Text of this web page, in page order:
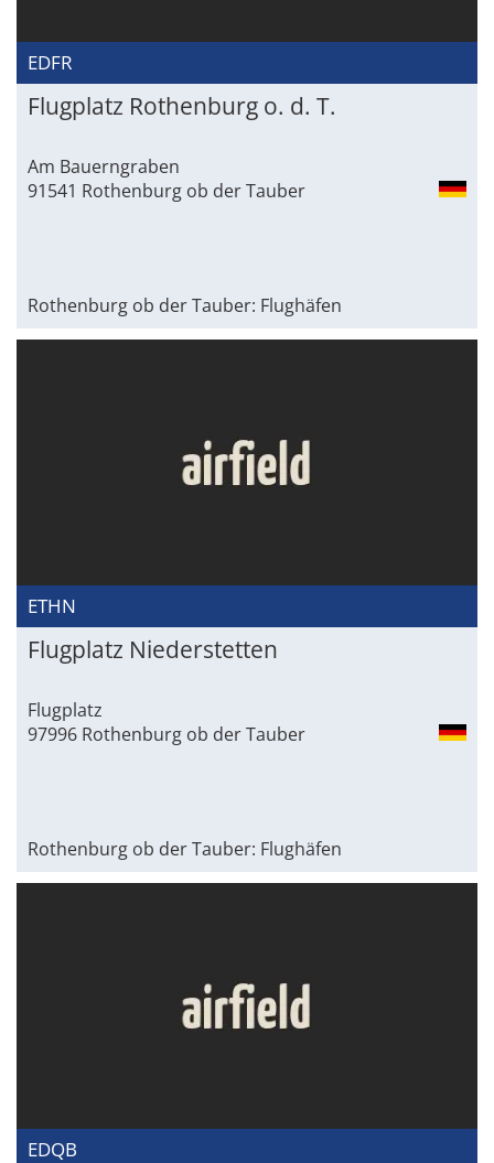
EDFR
Flugplatz Rothenburg o. d. T.
Am Bauerngraben
91541 Rothenburg ob der Tauber
Rothenburg ob der Tauber: Flughäfen
ETHN
Flugplatz Niederstetten
Flugplatz
97996 Rothenburg ob der Tauber
Rothenburg ob der Tauber: Flughäfen
EDQB